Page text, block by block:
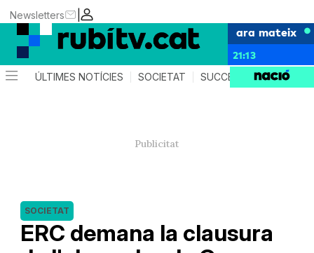
|
Newsletters
ara mateix
21:13
ÚLTIMES NOTÍCIES SOCIETAT SUCCESSOS
ERC demana la clausura
SOCIETAT